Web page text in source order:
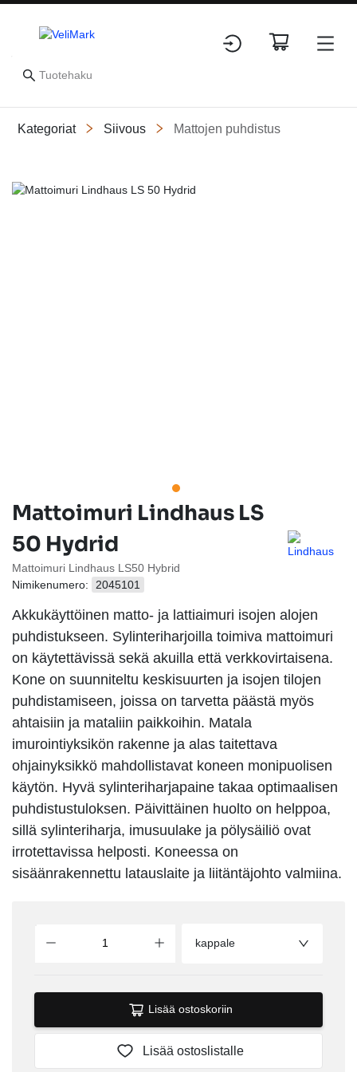
Kategoriat Siivous Mattojen puhdistus
Slide 1 of 1
Mattoimuri Lindhaus LS
50 Hydrid
Mattoimuri Lindhaus LS50 Hybrid
Nimikenumero:
2045101
Akkukäyttöinen matto- ja lattiaimuri isojen alojen
puhdistukseen. Sylinteriharjoilla toimiva mattoimuri
on käytettävissä sekä akuilla että verkkovirtaisena.
Kone on suunniteltu keskisuurten ja isojen tilojen
puhdistamiseen, joissa on tarvetta päästä myös
ahtaisiin ja mataliin paikkoihin. Matala
imurointiyksikön rakenne ja alas taitettava
ohjainyksikkö mahdollistavat koneen monipuolisen
käytön. Hyvä sylinteriharjapaine takaa optimaalisen
puhdistustuloksen. Päivittäinen huolto on helppoa,
sillä sylinteriharja, imusuulake ja pölysäiliö ovat
irrotettavissa helposti. Koneessa on
sisäänrakennettu latauslaite ja liitäntäjohto valmiina.
kappale
Lisää ostoskoriin
Lisää ostoslistalle